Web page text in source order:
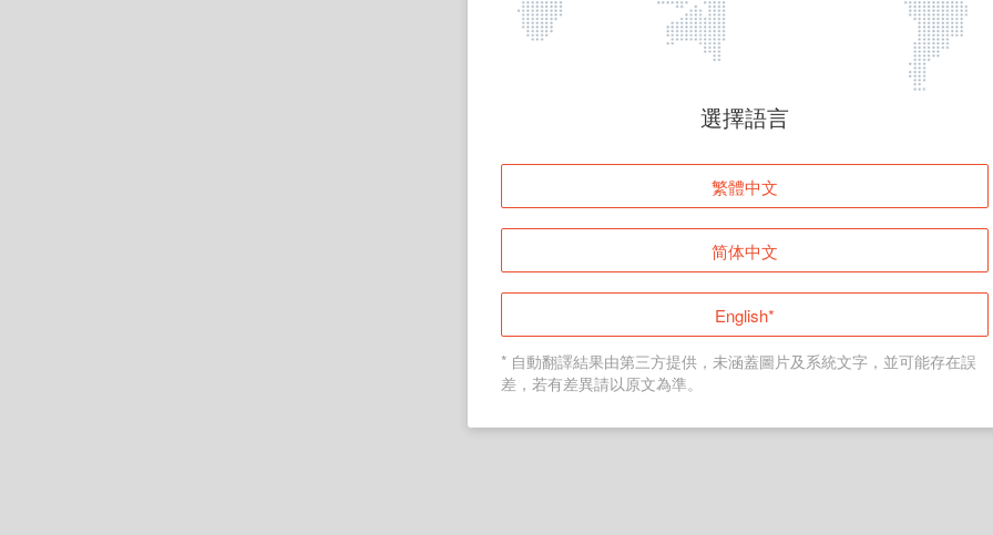
頁面無法顯示
登入
返回首頁
選擇語言
繁體中文
简体中文
English*
* 自動翻譯結果由第三方提供，未涵蓋圖片及系統文字，並可能存在誤
差，若有差異請以原文為準。